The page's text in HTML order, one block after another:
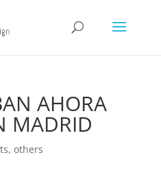
AHORA
MADRID
, others